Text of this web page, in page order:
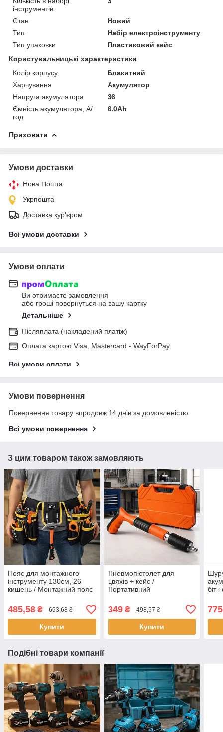
інструментів
Стан
Новий
Тип
Набір електроінструменту
Тип упаковки
Пластиковий кейс
Користувальницькі характеристики
Колір корпусу
Блакитний
Харчування
Акумулятор
Напруга акумулятора
36
Ємність акумулятора, А/
год
6.0Ah
Приховати
Умови доставки
Нова Пошта
Укрпошта
Доставка кур'єром
Всі умови доставки
Умови оплати
Ви отримаєте замовлення
або гроші повернуться на вашу картку
Детальніше
Післяплата (накладений платіж)
Оплата картою Visa, Mastercard - WayForPay
Всі умови оплати
Умови повернення
Повернення товару впродовж 14 днів за домовленістю
Всі умови повернення
З цим товаром також замовляють
Пояс для монтажного
інструменту 130см, 26
кишень / Монтажний пояс
485,58 ₴ 693,68 ₴
Купити
Пневмопістолет для
цвяхів + кейс /
Портативний
Ручний степлер для цвяхів
349₴ 498,57 ₴
Купити
біт
Подібні товари компанії